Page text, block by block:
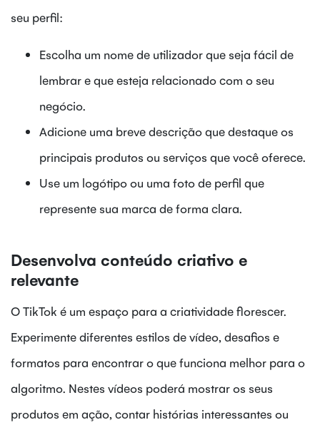
seu perfil:
Escolha um nome de utilizador que seja fácil de
lembrar e que esteja relacionado com o seu
negócio.
Adicione uma breve descrição que destaque os
principais produtos ou serviços que você oferece.
Use um logótipo ou uma foto de perfil que
represente sua marca de forma clara.
Desenvolva conteúdo criativo e
relevante
O TikTok é um espaço para a criatividade florescer.
Experimente diferentes estilos de vídeo, desafios e
formatos para encontrar o que funciona melhor para o
algoritmo. Nestes vídeos poderá mostrar os seus
produtos em ação, contar histórias interessantes ou